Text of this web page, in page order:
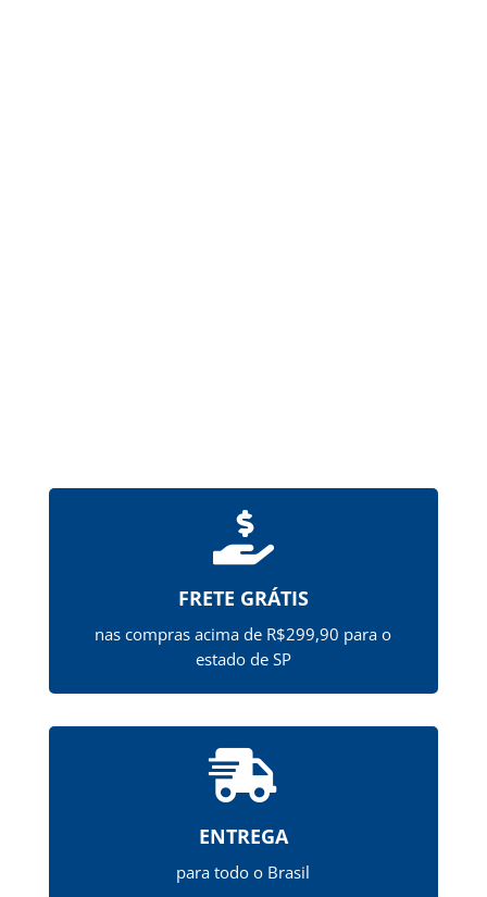

FRETE GRÁTIS
nas compras acima de R$299,90 para o
estado de SP

ENTREGA
para todo o Brasil